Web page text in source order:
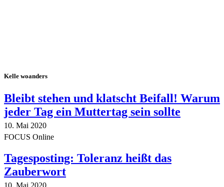
Kelle woanders
Bleibt stehen und klatscht Beifall! Warum
jeder Tag ein Muttertag sein sollte
10. Mai 2020
FOCUS Online
Tagesposting: Toleranz heißt das
Zauberwort
10. Mai 2020